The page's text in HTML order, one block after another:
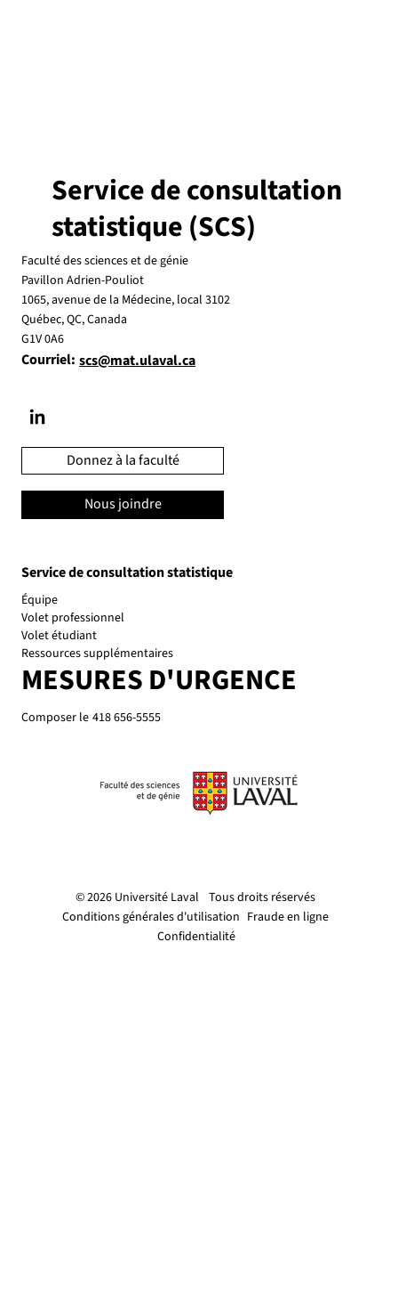
© 2026 Université Laval Tous droits réservés
Conditions générales d'utilisation Fraude en ligne
Confidentialité
Service de consultation statistique
Équipe
Volet professionnel
Volet étudiant
Ressources supplémentaires
MESURES D'URGENCE
Composer le 418 656-5555
Service de consultation
statistique (SCS)
Courriel: scs@mat.ulaval.ca
Faculté des sciences et de génie
Pavillon Adrien-Pouliot
1065, avenue de la Médecine, local 3102
Québec, QC, Canada
G1V 0A6
Donnez à la faculté
Nous joindre